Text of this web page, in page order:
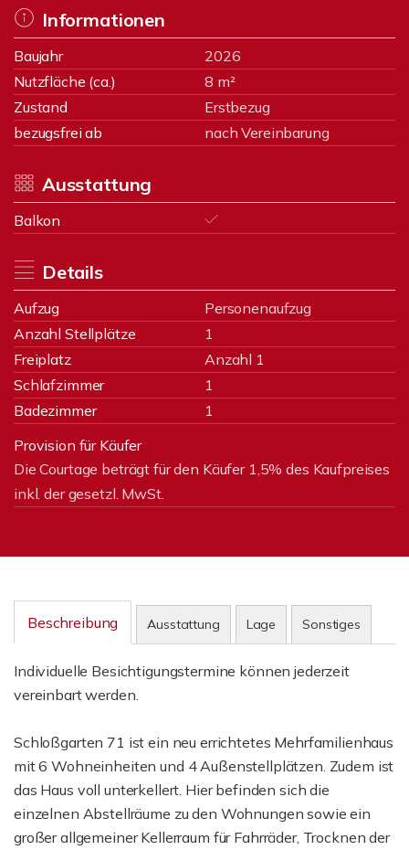
Informationen
Baujahr
2026
Nutzfläche (ca.)
8 m²
Zustand
Erstbezug
bezugsfrei ab
nach Vereinbarung
Ausstattung
Balkon
Details
Aufzug
Personenaufzug
Anzahl Stellplätze
1
Freiplatz
Anzahl 1
Schlafzimmer
1
Badezimmer
1
Provision für Käufer
Die Courtage beträgt für den Käufer 1,5% des Kaufpreises
inkl. der gesetzl. MwSt.
Beschreibung Ausstattung Lage Sonstiges
Individuelle Besichtigungstermine können jederzeit
vereinbart werden.
Schloßgarten 71 ist ein neu errichtetes Mehrfamilienhaus
mit 6 Wohneinheiten und 4 Außenstellplätzen. Zudem ist
das Haus voll unterkellert. Hier befinden sich die
einzelnen Abstellräume zu den Wohnungen sowie ein
großer allgemeiner Kellerraum für Fahrräder, Trocknen der